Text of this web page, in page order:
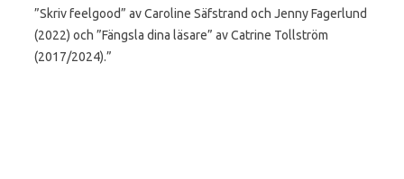
”Skriv feelgood” av Caroline Säfstrand och Jenny Fagerlund
(2022) och ”Fängsla dina läsare” av Catrine Tollström
(2017/2024).”